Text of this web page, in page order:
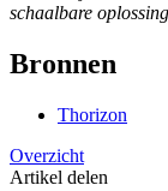
schaalbare
Bronnen
Thorizon
Overzicht
Artikel delen